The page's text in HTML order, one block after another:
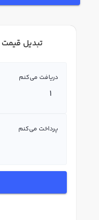
تبدیل قیمت
دریافت می‌کنم
پرداخت می‌کنم